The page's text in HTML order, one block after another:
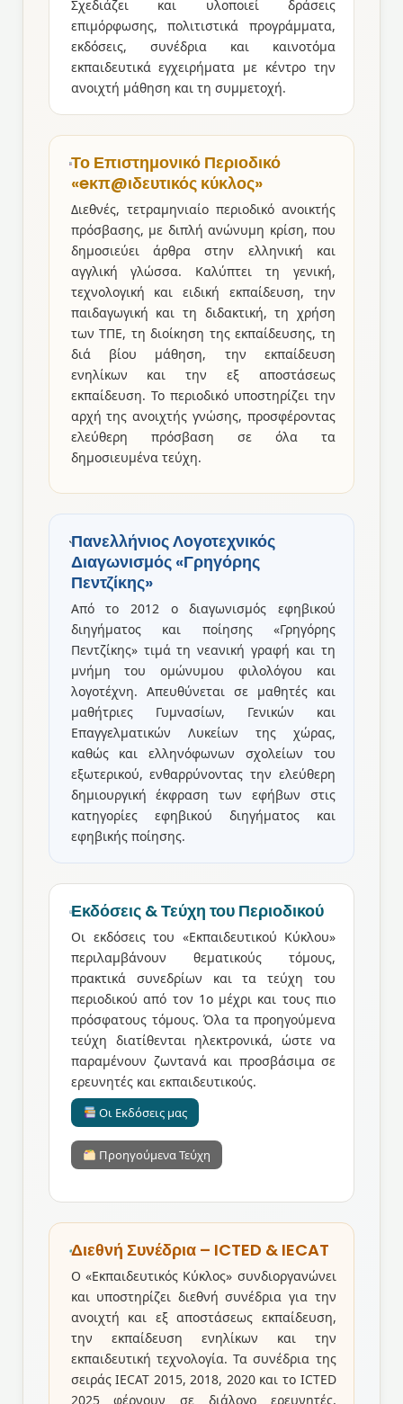
Σχεδιάζει και υλοποιεί δράσεις
επιμόρφωσης, πολιτιστικά προγράμματα,
εκδόσεις, συνέδρια και καινοτόμα
εκπαιδευτικά εγχειρήματα με κέντρο την
ανοιχτή μάθηση και τη συμμετοχή.
Το Επιστημονικό Περιοδικό
«eκπ@ιδευτικός κύκλος»
Διεθνές, τετραμηνιαίο περιοδικό ανοικτής
πρόσβασης, με διπλή ανώνυμη κρίση, που
δημοσιεύει άρθρα στην ελληνική και
αγγλική γλώσσα. Καλύπτει τη γενική,
τεχνολογική και ειδική εκπαίδευση, την
παιδαγωγική και τη διδακτική, τη χρήση
των ΤΠΕ, τη διοίκηση της εκπαίδευσης, τη
διά βίου μάθηση, την εκπαίδευση
ενηλίκων και την εξ αποστάσεως
εκπαίδευση. Το περιοδικό υποστηρίζει την
αρχή της ανοιχτής γνώσης, προσφέροντας
ελεύθερη πρόσβαση σε όλα τα
δημοσιευμένα τεύχη.
Πανελλήνιος Λογοτεχνικός
Διαγωνισμός «Γρηγόρης
Πεντζίκης»
Από το 2012 ο διαγωνισμός εφηβικού
διηγήματος και ποίησης «Γρηγόρης
Πεντζίκης» τιμά τη νεανική γραφή και τη
μνήμη του ομώνυμου φιλολόγου και
λογοτέχνη. Απευθύνεται σε μαθητές και
μαθήτριες Γυμνασίων, Γενικών και
Επαγγελματικών Λυκείων της χώρας,
καθώς και ελληνόφωνων σχολείων του
εξωτερικού, ενθαρρύνοντας την ελεύθερη
δημιουργική έκφραση των εφήβων στις
κατηγορίες εφηβικού διηγήματος και
εφηβικής ποίησης.
Εκδόσεις & Τεύχη του Περιοδικού
Οι εκδόσεις του «Εκπαιδευτικού Κύκλου»
περιλαμβάνουν θεματικούς τόμους,
πρακτικά συνεδρίων και τα τεύχη του
περιοδικού από τον 1ο μέχρι και τους πιο
πρόσφατους τόμους. Όλα τα προηγούμενα
τεύχη διατίθενται ηλεκτρονικά, ώστε να
παραμένουν ζωντανά και προσβάσιμα σε
ερευνητές και εκπαιδευτικούς.
Οι Εκδόσεις μας
Προηγούμενα Τεύχη
Διεθνή Συνέδρια – ICTED & IECAT
Ο «Εκπαιδευτικός Κύκλος» συνδιοργανώνει
και υποστηρίζει διεθνή συνέδρια για την
ανοιχτή και εξ αποστάσεως εκπαίδευση,
την εκπαίδευση ενηλίκων και την
εκπαιδευτική τεχνολογία. Τα συνέδρια της
σειράς IECAT 2015, 2018, 2020 και το ICTED
2025 φέρνουν σε διάλογο ερευνητές,